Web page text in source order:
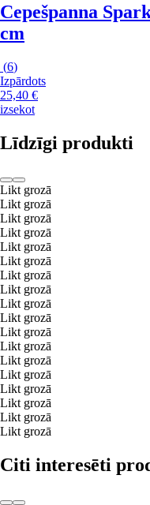
Cepešpanna
cm
(6)
Izpārdots
25,40 €
izsekot
Līdzīgi produkti
Likt grozā
Likt grozā
Likt grozā
Likt grozā
Likt grozā
Likt grozā
Likt grozā
Likt grozā
Likt grozā
Likt grozā
Likt grozā
Likt grozā
Likt grozā
Likt grozā
Likt grozā
Likt grozā
Likt grozā
Likt grozā
Citi interesēti